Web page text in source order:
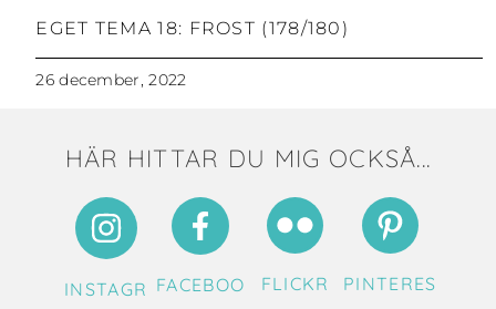
EGET TEMA 18: FROST (178/180)
26 december, 2022
HÄR HITTAR DU MIG OCKSÅ...
INSTAGR FACEBOO FLICKR PINTERES